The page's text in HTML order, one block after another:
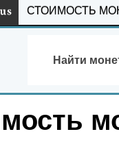
СТОИМОСТЬ
Найти